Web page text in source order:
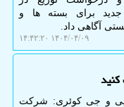
برای بسته ها و
آگاهی داد.
۱۴۰۴/۰۴/۰۹ ۱۴:۴۲:۲۰
و جی کوئری: شرکت